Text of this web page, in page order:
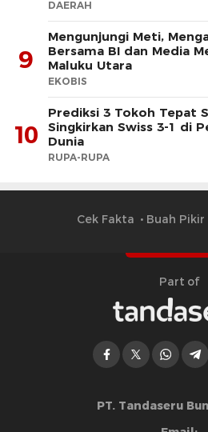
DAERAH
9
Mengunjungi Meti,
Bersama BI dan Media
Maluku Utara
EKOBIS
10
Prediksi 3 Tokoh Tepat
Singkirkan Swiss 3-1 di
Dunia
RUPA-RUPA
Cek Fakta Buah Pikir
Part of
PT. Tandaseru